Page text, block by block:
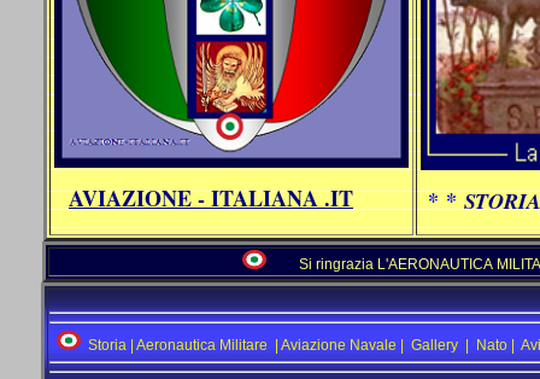
AVIAZIONE - ITALIANA .IT * *
Si ringrazia L'AERONAUTICA
Storia| Aeronautica Militare Aviazione Navale| Gallery| Nato|